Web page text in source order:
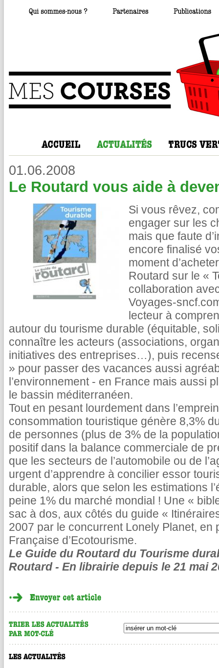
01.06.2008
Le Routard vous aide à
Si vous rêvez,
engager sur les
mais que faute
encore finalisé
moment
Routard sur le «
collaboration
Voyages-
lecteur à
autour du tourisme durable (équitable,
connaître les acteurs (associations,
initiatives des entreprises…), puis
» pour passer des vacances aussi
l’environnement - en France mais aussi
le bassin méditerranéen.
Tout en pesant lourdement dans
consommation touristique génère 8,3%
de personnes (plus de 3% de la
positif dans la balance commerciale de
que les secteurs de l’automobile ou de
urgent d’apprendre à concilier essor
durable, alors que selon les estimations
peine 1% du marché mondial ! Une «
sac à dos, aux côtés du guide «
2007 par le concurrent Lonely Planet, en
Française d’Ecotourisme.
Le Guide du Routard du Tourisme
Routard - En librairie depuis le 21 mai